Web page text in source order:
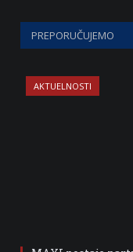
PREPORUČUJEMO
AKTUELNOSTI